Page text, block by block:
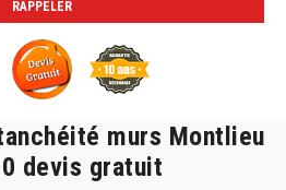
murs Montlieu
devis gratuit